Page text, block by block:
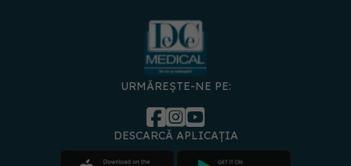
URMĂREȘTE-NE PE:
DESCARCĂ APLICAȚIA